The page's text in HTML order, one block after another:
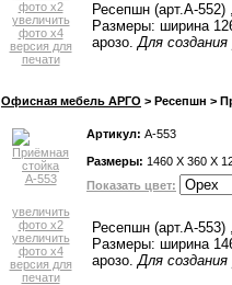
фото x2
увеличить
фото x4
версия для
печати
Ресепшн (арт.А-
Размеры: ширина
арозо.Для
Офисная мебель АРГО > Ресепшн >
Артикул: А-553
Размеры: 1460 X 360 X
Показать цвет:
увеличить
фото x2
увеличить
фото x4
версия для
печати
Ресепшн (арт.А-
Размеры: ширина
арозо.Для